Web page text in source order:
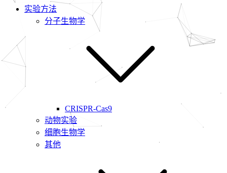
实验方法
分子生物学
CRISPR-Cas9
动物实验
细胞生物学
其他